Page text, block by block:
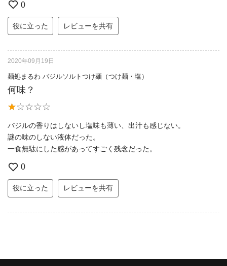
0
役に立った レビューを共有
2020年09月19日
麺処まるわ バジルソルトつけ麺（つけ麺・塩）
何味？
バジルの香りはしないし塩味も薄い、出汁も感じない。
謎の味のしない液体だった。
一食無駄にした感があってすごく残念だった。
0
役に立った レビューを共有